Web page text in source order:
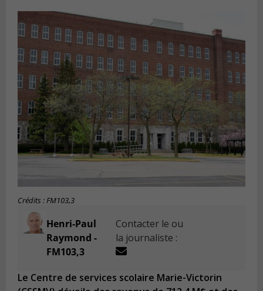
Crédits : FM103,3
Henri-Paul
Raymond -
FM103,3
Contacter le ou
la journaliste :
Le Centre de services scolaire Marie-Victorin